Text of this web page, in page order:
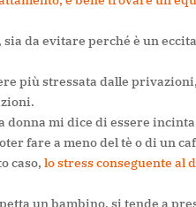
da evitare perché è un
più stressata dalle
donna mi dice di essere
fare a meno del tè o di un
caso,lo stress conseguente al
un bambino, si tende a